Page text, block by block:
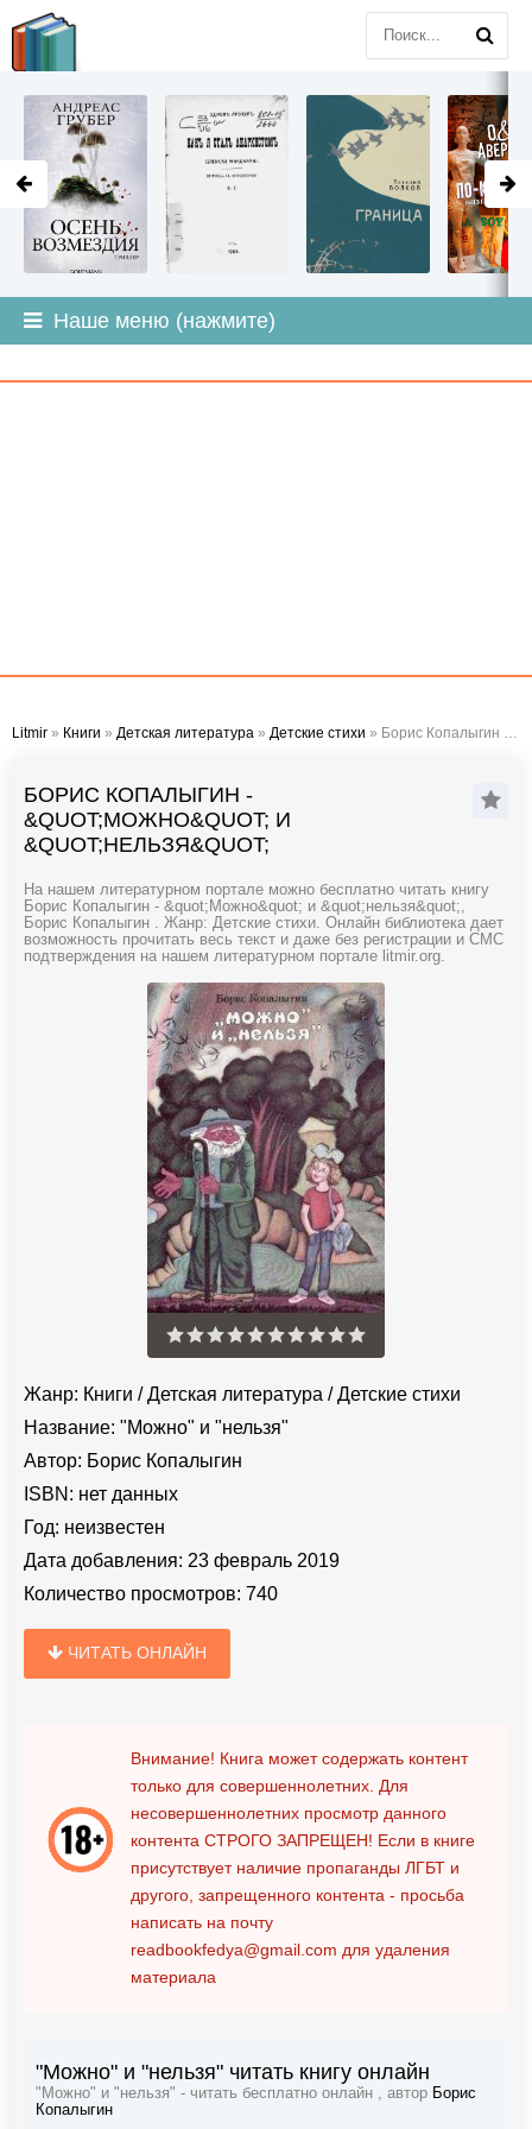
Наше меню (нажмите)
Litmir » Книги » Детская литература » Детские стихи » Борис Копалыгин - "Можно" и "нельзя"
БОРИС КОПАЛЫГИН -
&QUOT;МОЖНО&QUOT; И
&QUOT;НЕЛЬЗЯ&QUOT;
На нашем литературном портале можно бесплатно читать книгу
Борис Копалыгин - &quot;Можно&quot; и &quot;нельзя&quot;,
Борис Копалыгин . Жанр: Детские стихи. Онлайн библиотека дает
возможность прочитать весь текст и даже без регистрации и СМС
подтверждения на нашем литературном портале litmir.org.
Жанр: Книги /Детская литература /Детские стихи
Название: "Можно" и "нельзя"
Автор: Борис Копалыгин
ISBN: нет данных
Год: неизвестен
Дата добавления: 23 февраль 2019
Количество просмотров: 740
ЧИТАТЬ ОНЛАЙН
Внимание! Книга может содержать контент
только для совершеннолетних. Для
несовершеннолетних просмотр данного
контента СТРОГО ЗАПРЕЩЕН! Если в книге
присутствует наличие пропаганды ЛГБТ и
другого, запрещенного контента - просьба
написать на почту
readbookfedya@gmail.com для удаления
материала
"Можно" и "нельзя" читать книгу онлайн
"Можно" и "нельзя" - читать бесплатно онлайн , автор Борис
Копалыгин
LITMIR.ORG